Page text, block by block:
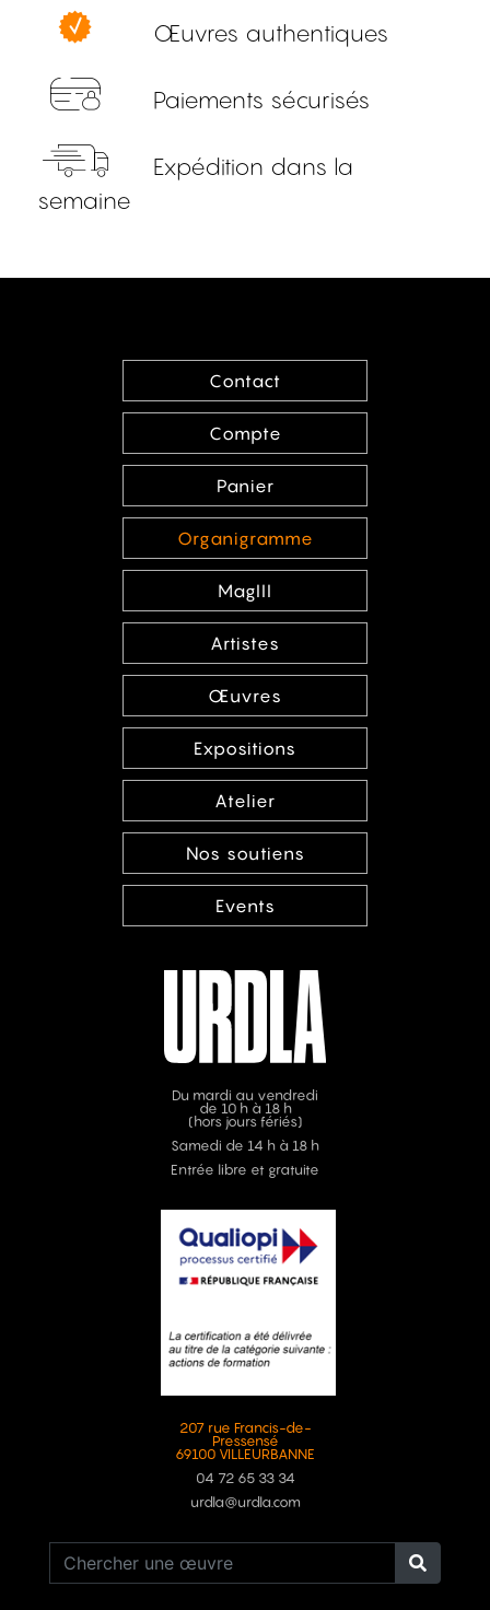
Œuvres authentiques
Paiements sécurisés
Expédition dans la
semaine
Contact
Compte
Panier
Organigramme
MagIII
Artistes
Œuvres
Expositions
Atelier
Nos soutiens
Events
Du mardi au vendredi
de 10 h à 18 h
(hors jours fériés)
Samedi de 14 h à 18 h
Entrée libre et gratuite
207 rue Francis-de-
Pressensé
69100 VILLEURBANNE
04 72 65 33 34
urdla@urdla.com